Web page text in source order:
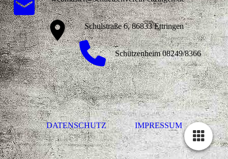
Schulstraße 6, 86833 Ettringen
Schützenheim 08249/8366
DATENSCHUTZ IMPRESSUM